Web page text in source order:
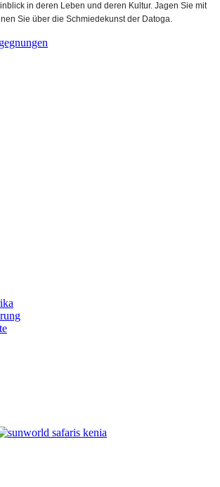
in deren Leben und deren Kultur. Jagen Sie mit
Sie über die Schmiedekunst der Datoga.